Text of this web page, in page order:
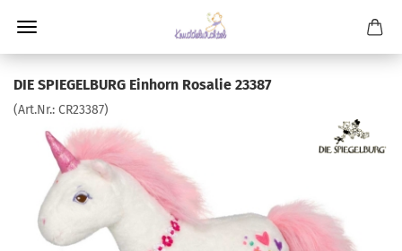
DIE SPIEGELBURG Einhorn Rosalie 23387
(Art.Nr.: CR23387)